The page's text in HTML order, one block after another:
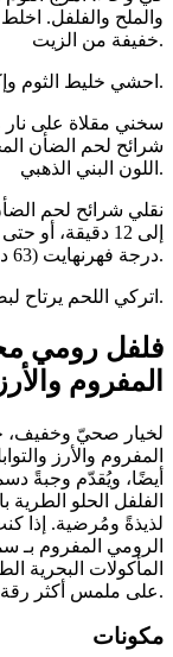
والملح والفلفل.
خفيفة من الزيت.
احشي خليط الثوم وإكليل الجبل في كل قطعة لحم ضأن.
سخني مقلاة على نار
شرائح لحم الضأن
اللون البني الذهبي.
درجة فهرنهايت (63 درجة مئوية).
اتركي اللحم يرتاح لبضع دقائق قبل التقديم.
المفروم والأرز
لخيار صحيّ وخفيف،
المفروم والأرز
أيضًا، ويُقدّم وجبةً
الفلفل الحلو
لذيذةً ومُرضية. إذا
الرومي المفروم بـ
المأكولات البحرية
على ملمس أكثر رقة وتقشرًا.
مكونات